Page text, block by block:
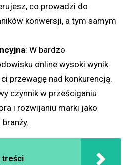
co prowadzi do
konwersji, a tym samym
: W bardzo
online wysoki wynik
przewagę nad konkurencją.
czynnik w prześciganiu
i rozwijaniu marki jako
treści